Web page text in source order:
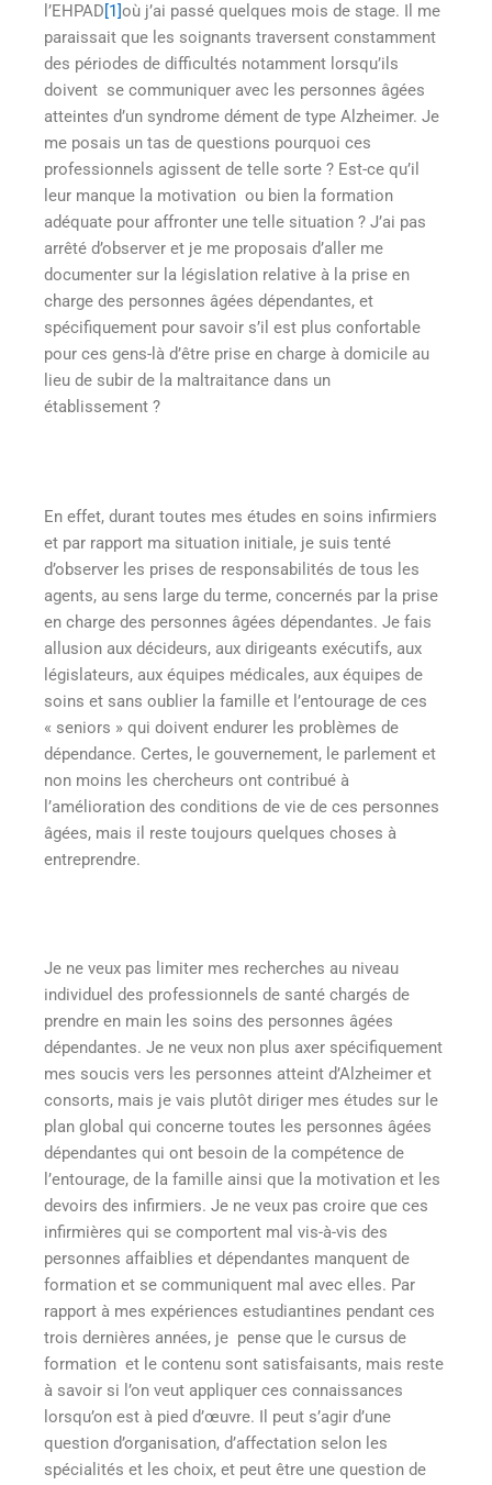
l’EHPAD [1]où j’ai passé quelques mois de stage. Il me
paraissait que les soignants traversent constamment
des périodes de difficultés notamment lorsqu’ils
doivent se communiquer avec les personnes âgées
atteintes d’un syndrome dément de type Alzheimer. Je
me posais un tas de questions pourquoi ces
professionnels agissent de telle sorte ? Est-ce qu’il
leur manque la motivation ou bien la formation
adéquate pour affronter une telle situation ? J’ai pas
arrêté d’observer et je me proposais d’aller me
documenter sur la législation relative à la prise en
charge des personnes âgées dépendantes, et
spécifiquement pour savoir s’il est plus confortable
pour ces gens-là d’être prise en charge à domicile au
lieu de subir de la maltraitance dans un
établissement ?
En effet, durant toutes mes études en soins infirmiers
et par rapport ma situation initiale, je suis tenté
d’observer les prises de responsabilités de tous les
agents, au sens large du terme, concernés par la prise
en charge des personnes âgées dépendantes. Je fais
allusion aux décideurs, aux dirigeants exécutifs, aux
législateurs, aux équipes médicales, aux équipes de
soins et sans oublier la famille et l’entourage de ces
« seniors » qui doivent endurer les problèmes de
dépendance. Certes, le gouvernement, le parlement et
non moins les chercheurs ont contribué à
l’amélioration des conditions de vie de ces personnes
âgées, mais il reste toujours quelques choses à
entreprendre.
Je ne veux pas limiter mes recherches au niveau
individuel des professionnels de santé chargés de
prendre en main les soins des personnes âgées
dépendantes. Je ne veux non plus axer spécifiquement
mes soucis vers les personnes atteint d’Alzheimer et
consorts, mais je vais plutôt diriger mes études sur le
plan global qui concerne toutes les personnes âgées
dépendantes qui ont besoin de la compétence de
l’entourage, de la famille ainsi que la motivation et les
devoirs des infirmiers. Je ne veux pas croire que ces
infirmières qui se comportent mal vis-à-vis des
personnes affaiblies et dépendantes manquent de
formation et se communiquent mal avec elles. Par
rapport à mes expériences estudiantines pendant ces
trois dernières années, je pense que le cursus de
formation et le contenu sont satisfaisants, mais reste
à savoir si l’on veut appliquer ces connaissances
lorsqu’on est à pied d’œuvre. Il peut s’agir d’une
question d’organisation, d’affectation selon les
spécialités et les choix, et peut être une question de